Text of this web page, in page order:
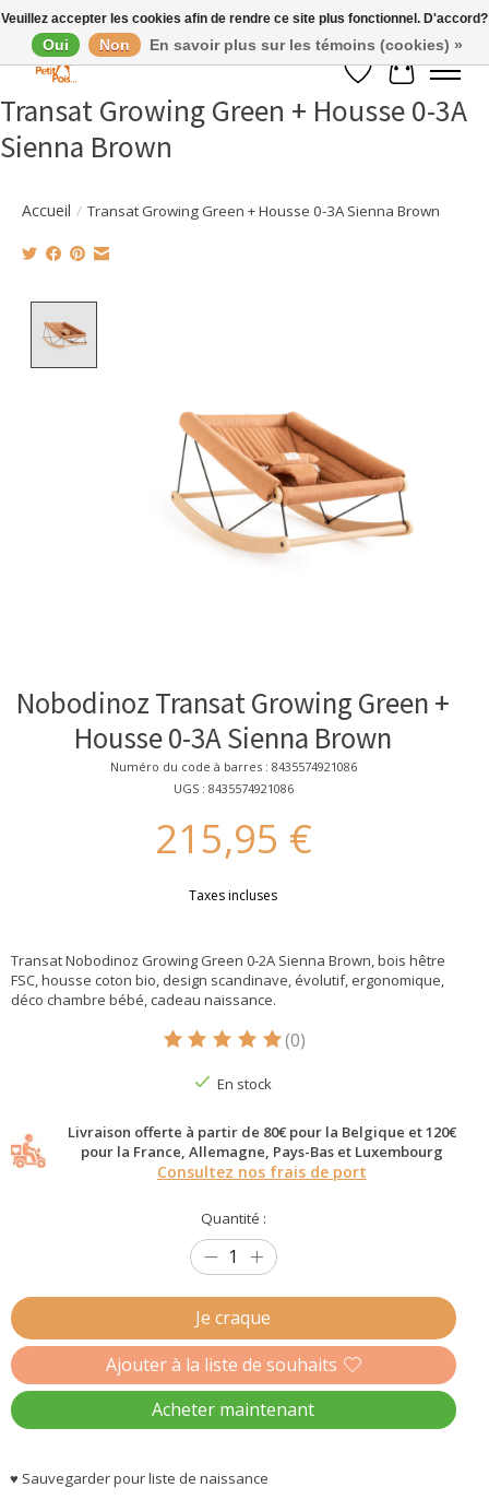
Liste de souhaits
Panier
Transat Growing Green + Housse 0-3A
Sienna Brown
Accueil / Transat Growing Green + Housse 0-3A Sienna Brown
Nobodinoz Transat Growing Green +
Housse 0-3A Sienna Brown
Numéro du code à barres : 8435574921086
UGS : 8435574921086
215,95 €
Taxes incluses
Transat Nobodinoz Growing Green 0-2A Sienna Brown, bois hêtre
FSC, housse coton bio, design scandinave, évolutif, ergonomique,
déco chambre bébé, cadeau naissance.
Ce produit est évalué à
(0)
En stock
Livraison offerte à partir de 80€ pour la Belgique et 120€
pour la France, Allemagne, Pays-Bas et Luxembourg
Consultez nos frais de port
Quantité :
Je craque
Ajouter à la liste de souhaits
Acheter maintenant
♥ Sauvegarder pour liste de naissance
Veuillez accepter les cookies afin de rendre ce site plus fonctionnel. D'accord?
Oui Non En savoir plus sur les témoins (cookies) »